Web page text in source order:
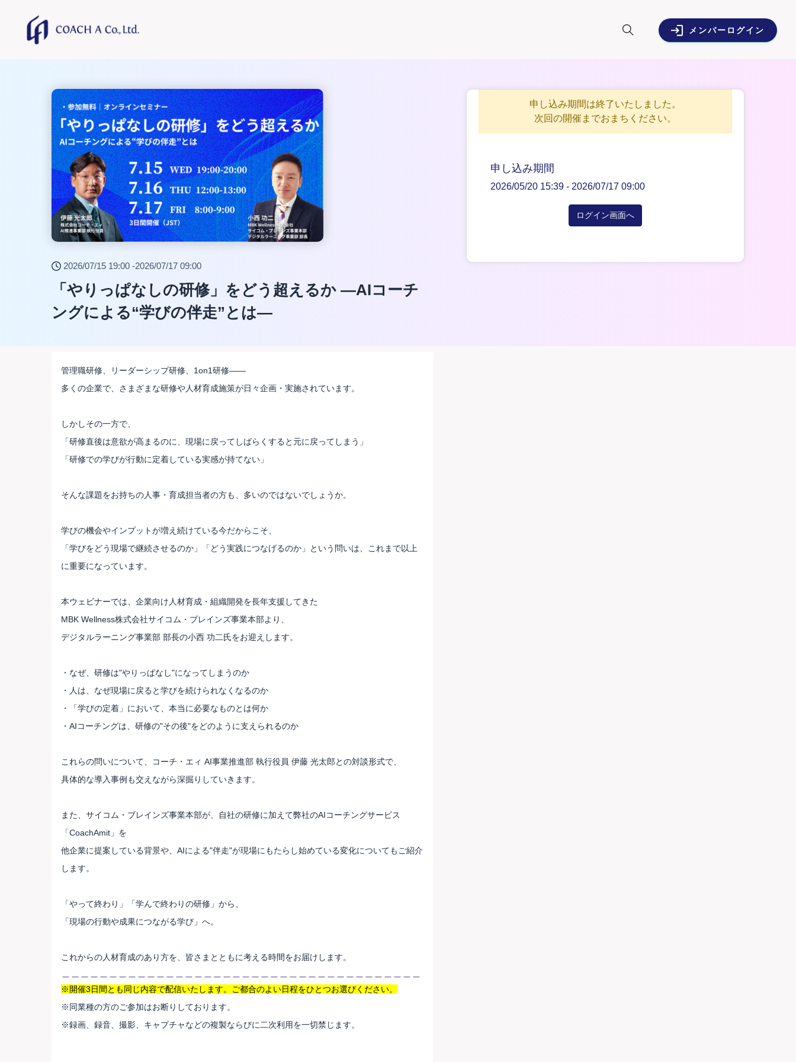
メンバーログイン
トップページ
2026/07/15 19:00 -2026/07/17 09:00
「やりっぱなしの研修」をどう超えるか ―AIコーチ
ングによる“学びの伴走”とは―
管理職研修、リーダーシップ研修、1on1研修――
多くの企業で、さまざまな研修や人材育成施策が日々企画・実施されています。
しかしその一方で、
「研修直後は意欲が高まるのに、現場に戻ってしばらくすると元に戻ってしまう」
「研修での学びが行動に定着している実感が持てない」
そんな課題をお持ちの人事・育成担当者の方も、多いのではないでしょうか。
学びの機会やインプットが増え続けている今だからこそ、
「学びをどう現場で継続させるのか」「どう実践につなげるのか」という問いは、これまで以上
に重要になっています。
本ウェビナーでは、企業向け人材育成・組織開発を長年支援してきた
MBK Wellness株式会社サイコム・ブレインズ事業本部より、
デジタルラーニング事業部 部長の小西 功二氏をお迎えします。
・なぜ、研修は"やりっぱなし"になってしまうのか
・人は、なぜ現場に戻ると学びを続けられなくなるのか
・「学びの定着」において、本当に必要なものとは何か
・AIコーチングは、研修の"その後"をどのように支えられるのか
これらの問いについて、コーチ・エィ AI事業推進部 執行役員 伊藤 光太郎との対談形式で、
具体的な導入事例も交えながら深掘りしていきます。
また、サイコム・ブレインズ事業本部が、自社の研修に加えて弊社のAIコーチングサービス
「CoachAmit」を
他企業に提案している背景や、AIによる"伴走"が現場にもたらし始めている変化についてもご紹介
します。
「やって終わり」「学んで終わりの研修」から、
「現場の行動や成果につながる学び」へ。
これからの人材育成のあり方を、皆さまとともに考える時間をお届けします。
※開催3日間とも同じ内容で配信いたします。ご都合のよい日程をひとつお選びください。
※同業種の方のご参加はお断りしております。
※録画、録音、撮影、キャプチャなどの複製ならびに二次利用を一切禁じます。
申し込み期間は終了いたしました。
次回の開催までおまちください。
申し込み期間
2026/05/20 15:39 - 2026/07/17 09:00
ログイン画面へ